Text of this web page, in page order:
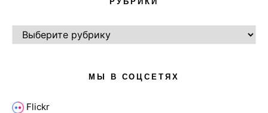
МЫ В СОЦСЕТЯХ
Flickr